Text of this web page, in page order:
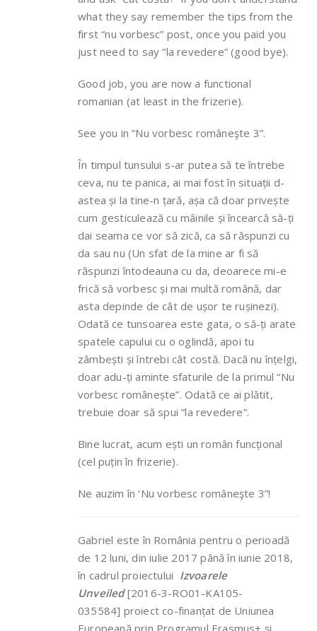
what they say remember the tips from the
first “nu vorbesc” post, once you paid you
just need to say ”la revedere” (good bye).
Good job, you are now a functional
romanian (at least in the frizerie).
See you in ”Nu vorbesc româneşte 3”.
În timpul tunsului s-ar putea să te întrebe
ceva, nu te panica, ai mai fost în situații d-
astea și la tine-n țară, așa că doar privește
cum gesticulează cu mâinile și încearcă să-ți
dai seama ce vor să zică, ca să răspunzi cu
da sau nu (Un sfat de la mine ar fi să
răspunzi întodeauna cu da, deoarece mi-e
frică să vorbesc și mai multă română, dar
asta depinde de cât de ușor te rușinezi).
Odată ce tunsoarea este gata, o să-ți arate
spatele capului cu o oglindă, apoi tu
zâmbești și întrebi cât costă. Dacă nu înțelgi,
doar adu-ți aminte sfaturile de la primul “Nu
vorbesc românește”. Odată ce ai plătit,
trebuie doar să spui ”la revedere”.
Bine lucrat, acum ești un român funcțional
(cel puțin în frizerie).
Ne auzim în ‘Nu vorbesc româneşte 3”!
Gabriel este în România pentru o perioadă
de 12 luni, din iulie 2017 până în iunie 2018,
în cadrul proiectului Izvoarele
Unveiled[2016-3-RO01-KA105-
035584] proiect co-finanțat de Uniunea